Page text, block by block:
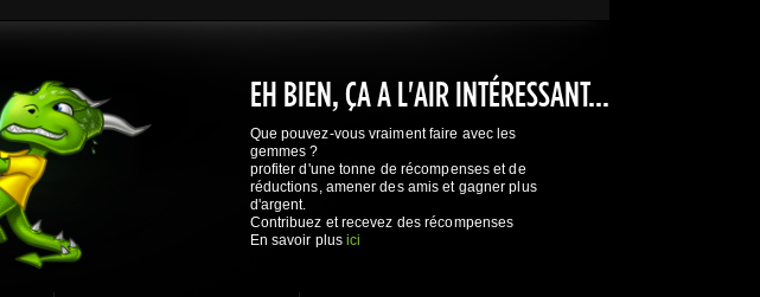
EH BIEN, ÇA A L'AIR INTÉRESSANT...
Que pouvez-vous vraiment faire avec les
gemmes ?
profiter d'une tonne de récompenses et de
réductions, amener des amis et gagner plus
d'argent.
Contribuez et recevez des récompenses
En savoir plus ici